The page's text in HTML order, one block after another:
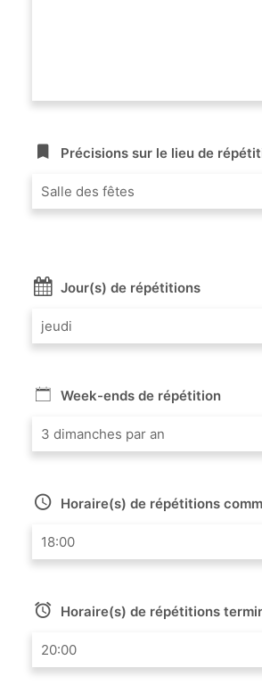
Précisions sur le lieu de
Salle des fêtes
Jour(s) de répétitions
jeudi
Week-ends de répétition
3 dimanches par an
Horaire(s) de répétitions
18:00
Horaire(s) de répétitions
20:00